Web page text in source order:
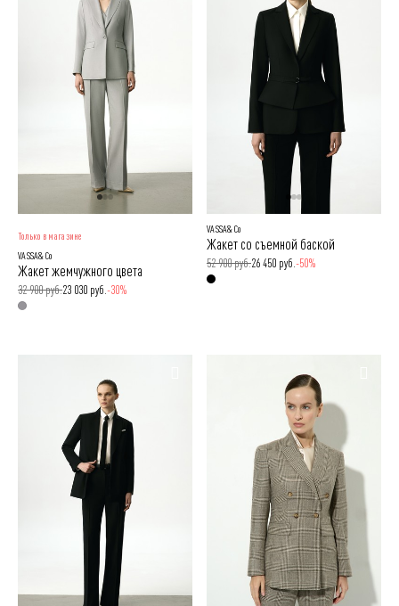
Только в магазине
VASSA&Co
Жакет жемчужного цвета
32 900 руб.23 030 руб. -30%
VASSA&Co
Жакет со съемной баской
52 900 руб.26 450 руб. -50%